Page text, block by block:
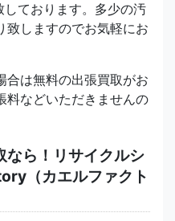
ております。多少の汚
致しますのでお気軽にお
合は無料の出張買取がお
料などいただきませんの
なら！リサイクルシ
（カエルファクト